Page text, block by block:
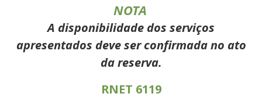
NOTA
A disponibilidade dos serviços
apresentados deve ser confirmada no ato
da reserva.
RNET 6119